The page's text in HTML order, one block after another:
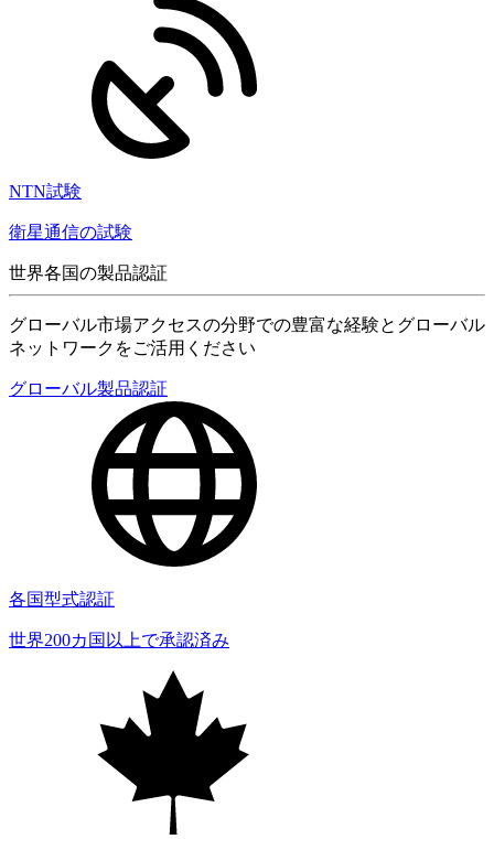
NTN試験
衛星通信の試験
世界各国の製品認証
グローバル市場アクセスの分野での豊富な経験とグローバル
ネットワークをご活用ください
グローバル製品認証
各国型式認証
世界200カ国以上で承認済み